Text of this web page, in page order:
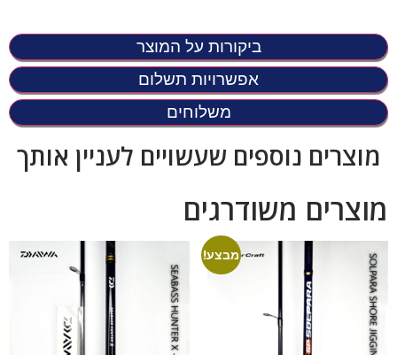
ביקורות על המוצר
אפשרויות תשלום
משלוחים
מוצרים נוספים שעשויים לעניין אותך
מוצרים משודרגים
מבצע!